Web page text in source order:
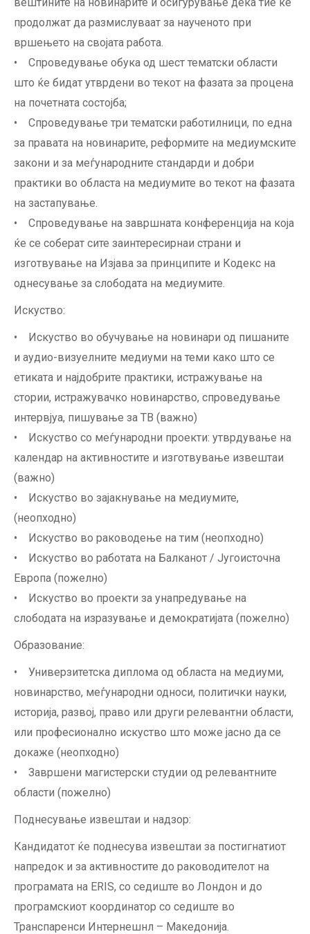
продолжат да размислуваат за наученото при
вршењето на својата работа.
• Спроведување обука од шест тематски области
што ќе бидат утврдени во текот на фазата за процена
на почетната состојба;
• Спроведување три тематски работилници, по една
за правата на новинарите, реформите на медиумските
закони и за меѓународните стандарди и добри
практики во областа на медиумите во текот на фазата
на застапување.
• Спроведување на завршната конференција на која
ќе се соберат сите заинтересирнаи страни и
изготвување на Изјава за принципите и Кодекс на
однесување за слободата на медиумите.
Искуство:
• Искуство во обучување на новинари од пишаните
и аудио-визуелните медиуми на теми како што се
етиката и најдобрите практики, истражување на
стории, истражувачко новинарство, спроведување
интервјуа, пишување за ТВ (важно)
• Искуство со меѓународни проекти: утврдување на
календар на активностите и изготвување извештаи
(важно)
• Искуство во зајакнување на медиумите,
(неопходно)
• Искуство во раководење на тим (неопходно)
• Искуство во работата на Балканот / Југоисточна
Европа (пожелно)
• Искуство во проекти за унапредување на
слободата на изразување и демократијата (пожелно)
Образование:
• Универзитетска диплома од областа на медиуми,
новинарство, меѓународни односи, политички науки,
историја, развој, право или други релевантни области,
или професионално искуство што може јасно да се
докаже (неопходно)
• Завршени магистерски студии од релевантните
области (пожелно)
Поднесување извештаи и надзор:
Кандидатот ќе поднесува извештаи за постигнатиот
напредок и за активностите до раководителот на
програмата на ERIS, со седиште во Лондон и до
програмскиот координатор со седиште во
Транспаренси Интернешнл – Македонија.